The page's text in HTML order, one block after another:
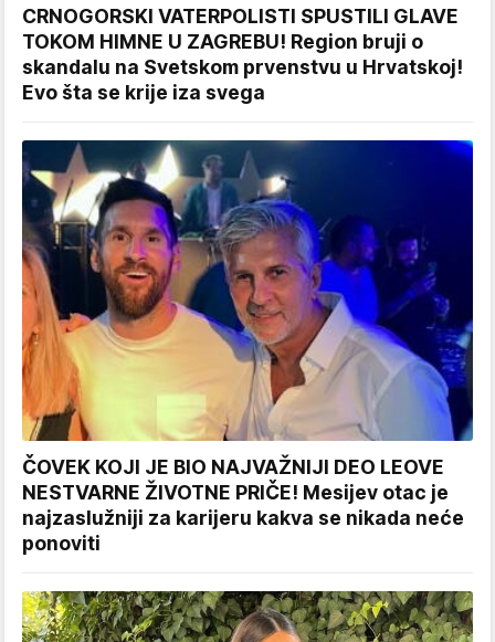
CRNOGORSKI VATERPOLISTI SPUSTILI GLAVE
TOKOM HIMNE U ZAGREBU! Region bruji o
skandalu na Svetskom prvenstvu u Hrvatskoj!
Evo šta se krije iza svega
ČOVEK KOJI JE BIO NAJVAŽNIJI DEO LEOVE
NESTVARNE ŽIVOTNE PRIČE! Mesijev otac je
najzaslužniji za karijeru kakva se nikada neće
ponoviti